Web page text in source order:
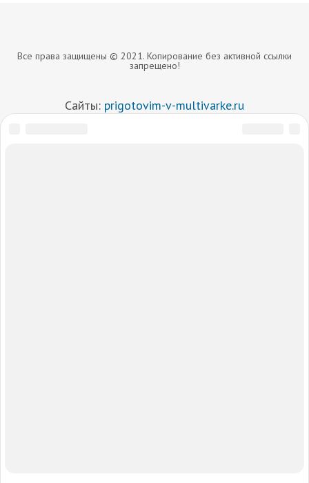
Все права защищены © 2021. Копирование без активной ссылки
запрещено!
Сайты: prigotovim-v-multivarke.ru